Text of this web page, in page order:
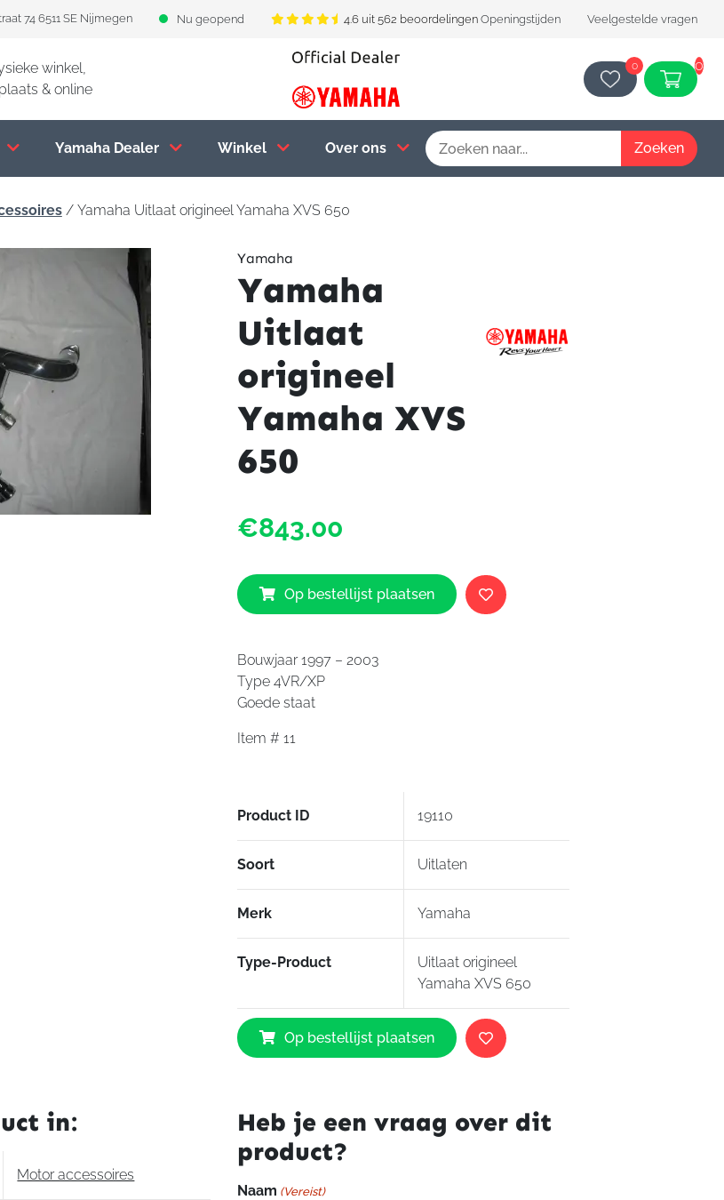
74 6511 SE Nijmegen Nu geopend 4.6 uit 562 beoordelingen Openingstijden Veelgestelde vragen
winkel,
& online
0 0
Yamaha Dealer Winkel Over ons
/ Yamaha Uitlaat origineel Yamaha XVS 650
Yamaha
Yamaha
Uitlaat
origineel
Yamaha XVS
650
€843.00
Op bestellijst plaatsen
Bouwjaar 1997 – 2003
Type 4VR/XP
Goede staat
Item # 11
Product ID 19110
Soort Uitlaten
Merk Yamaha
Type-Product
Uitlaat origineel
Yamaha XVS 650
Yamaha
Uitlaat
origineel
650
aantal
Op bestellijst plaatsen
in:
Motor accessoires
Heb je een vraag over dit
product?
Naam (Vereist)